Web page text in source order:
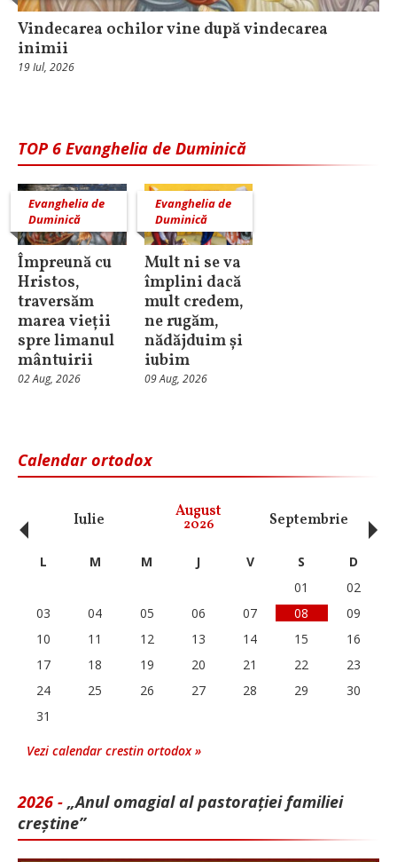
Vindecarea ochilor vine după vindecarea
inimii
19 Iul, 2026
TOP 6 Evanghelia de Duminică
Evanghelia de
Duminică
Împreună cu
Hristos,
traversăm
marea vieții
spre limanul
mântuirii
02 Aug, 2026
Evanghelia de
Duminică
Mult ni se va
împlini dacă
mult credem,
ne rugăm,
nădăjduim și
iubim
09 Aug, 2026
Calendar ortodox
Iulie August
2026 Septembrie
‹ L M M J V S
D
01
02
03
04 05 06 07 08
09
10
11 12 13 14 15
16
17
18 19 20 21 22
23
24
25 26 27 28 29
30
31
Vezi calendar crestin ortodox »
2026 - „Anul omagial al pastorației familiei
creștine”